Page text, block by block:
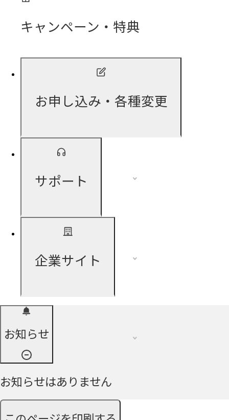
キャンペーン・特典
お申し込み・各種変更
サポート
企業サイト
お知らせ
お知らせはありません